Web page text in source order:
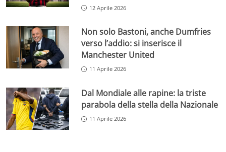
12 Aprile 2026
Non solo Bastoni, anche Dumfries
verso l’addio: si inserisce il
Manchester United
11 Aprile 2026
Dal Mondiale alle rapine: la triste
parabola della stella della Nazionale
11 Aprile 2026